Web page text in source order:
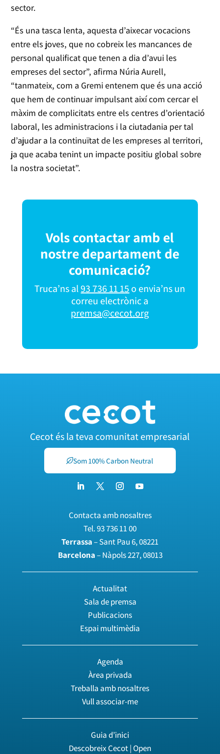
sector.
“És una tasca lenta, aquesta d’aixecar vocacions
entre els joves, que no cobreix les mancances de
personal qualificat que tenen a dia d’avui les
empreses del sector”, afirma Núria Aurell,
“tanmateix, com a Gremi entenem que és una acció
que hem de continuar impulsant així com cercar el
màxim de complicitats entre els centres d’orientació
laboral, les administracions i la ciutadania per tal
d’ajudar a la continuïtat de les empreses al territori,
ja que acaba tenint un impacte positiu global sobre
la nostra societat”.
Vols contactar amb el
nostre departament de
comunicació?
Truca’ns al93 736 11 15 o envia’ns un
correu electrònic a
premsa@cecot.org
Cecot és la teva comunitat empresarial
Som 100% Carbon Neutral
Contacta amb nosaltres
Tel.93 736 11 00
Terrassa– Sant Pau 6, 08221
Barcelona– Nàpols 227, 08013
Actualitat
Sala de premsa
Publicacions
Espai multimèdia
Agenda
Àrea privada
Treballa amb nosaltres
Vull associar-me
Guia d’inici
Descobreix Cecot | Open